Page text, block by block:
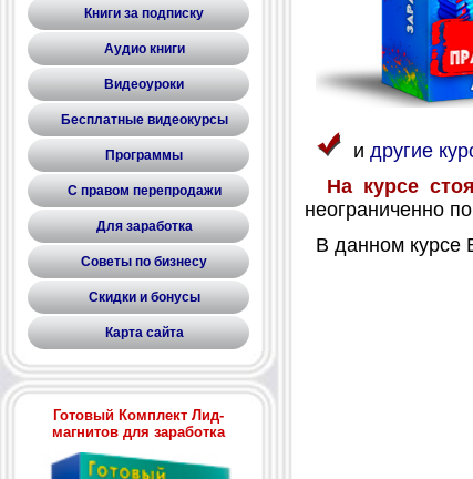
Книги за подписку
Аудио книги
Видеоуроки
Бесплатные видеокурсы
Программы
С правом перепродажи
Для заработка
Советы по бизнесу
Скидки и бонусы
Карта сайта
Готовый Комплект Лид-
магнитов для заработка
и другие
На курсе
неограниченно
В данном курсе